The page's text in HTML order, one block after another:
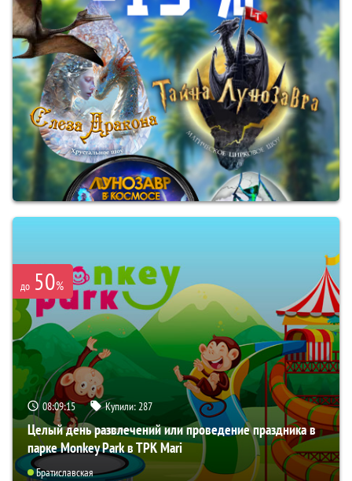
до 50%
08:09:14 Купили:287
Целый день развлечений или проведение праздника в
парке Monkey Park в ТРК Mari
Братиславская